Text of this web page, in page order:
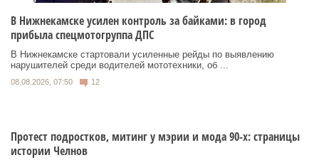
В Нижнекамске усилен контроль за байками: в город
прибыла спецмотогруппа ДПС
В Нижнекамске стартовали усиленные рейды по выявлению
нарушителей среди водителей мототехники, об ...
08.08.2026, 07:50 12
Протест подростков, митинг у мэрии и мода 90-х: страницы
истории Челнов